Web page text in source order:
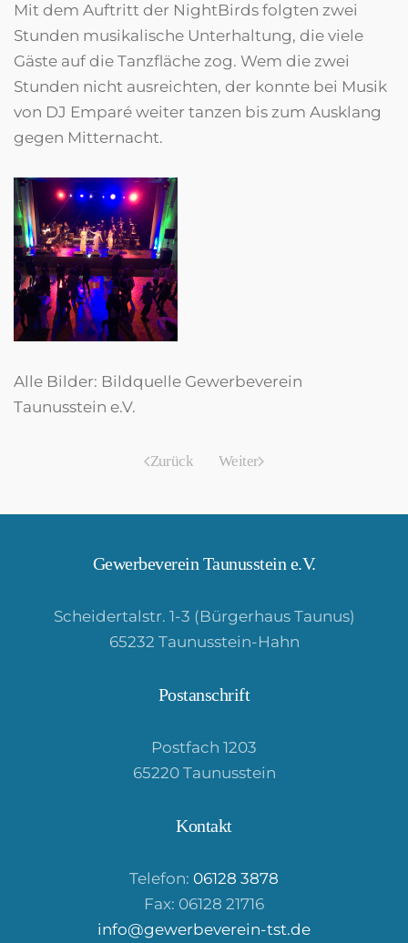
Mit dem Auftritt der NightBirds folgten zwei
Stunden musikalische Unterhaltung, die viele
Gäste auf die Tanzfläche zog. Wem die zwei
Stunden nicht ausreichten, der konnte bei Musik
von DJ Emparé weiter tanzen bis zum Ausklang
gegen Mitternacht.
Alle Bilder: Bildquelle Gewerbeverein
Taunusstein e.V.
Zurück Weiter
Gewerbeverein Taunusstein e.V.
Scheidertalstr. 1-3 (Bürgerhaus Taunus)
65232 Taunusstein-Hahn
Postanschrift
Postfach 1203
65220 Taunusstein
Kontakt
Telefon: 06128 3878
Fax: 06128 21716
info@gewerbeverein-tst.de